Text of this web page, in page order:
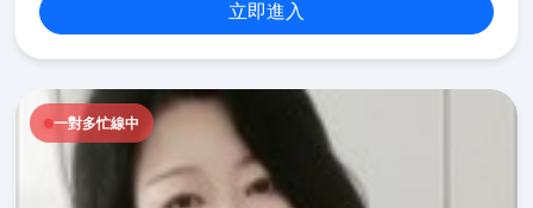
立即進入
一對多忙線中